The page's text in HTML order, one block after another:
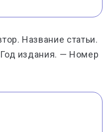
Название статьи.
издания. — Номер